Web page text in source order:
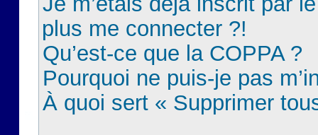
plus me connecter ?!
Qu’est-ce que la COPPA ?
Pourquoi ne puis-je pas
À quoi sert « Supprimer